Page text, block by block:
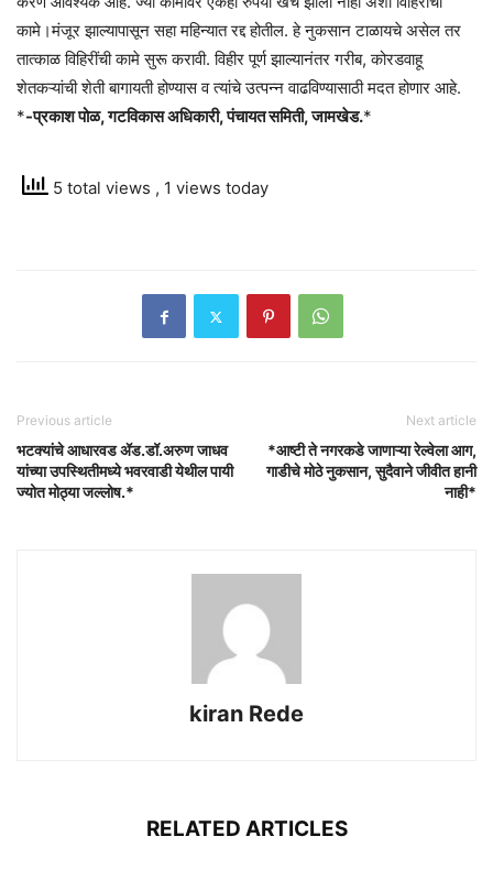
कामे।मंजूर झाल्यापासून सहा महिन्यात रद्द होतील. हे नुकसान टाळायचे असेल तर
तात्काळ विहिरींची कामे सुरू करावी. विहीर पूर्ण झाल्यानंतर गरीब, कोरडवाहू
शेतकऱ्यांची शेती बागायती होण्यास व त्यांचे उत्पन्न वाढविण्यासाठी मदत होणार आहे.
*-प्रकाश पोळ, गटविकास अधिकारी, पंचायत समिती, जामखेड.*
5 total views , 1 views today
Previous article
भटक्यांचे आधारवड ॲड.डॉ.अरुण जाधव
यांच्या उपस्थितीमध्ये भवरवाडी येथील पायी
ज्योत मोठ्या जल्लोष.*
Next article
*आष्टी ते नगरकडे जाणाऱ्या रेल्वेला आग,
गाडीचे मोठे नुकसान, सुदैवाने जीवीत हानी
नाही*
kiran Rede
RELATED ARTICLES